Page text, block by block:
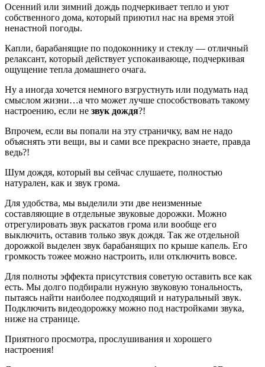
Осенний или зимний дождь подчеркивает тепло и уют
собственного дома, который приютил нас на время этой
ненастной погоды.
Капли, барабанящие по подоконнику и стеклу — отличный
релаксант, который действует успокаивающе, подчеркивая
ощущение тепла домашнего очага.
Ну а иногда хочется немного взгрустнуть или подумать над
смыслом жизни…а что может лучше способствовать такому
настроению, если не звук дождя?!
Впрочем, если вы попали на эту страничку, вам не надо
объяснять эти вещи, вы и сами все прекрасно знаете, правда
ведь?!
Шум дождя, который вы сейчас слушаете, полностью
натурален, как и звук грома.
Для удобства, мы выделили эти две неизменные
составляющие в отдельные звуковые дорожки. Можно
отрегулировать звук раскатов грома или вообще его
выключить, оставив только звук дождя. Так же отдельной
дорожкой выделен звук барабанящих по крыше капель. Его
громкость тожее можно настроить, или отключить вовсе.
Для полноты эффекта присутствия советую оставить все как
есть. Мы долго подбирали нужную звуковую тональность,
пытаясь найти наиболее подходящий и натуральный звук.
Подключить видеодорожку можно под настройками звука,
ниже на странице.
Приятного просмотра, прослушивания и хорошего
настроения!